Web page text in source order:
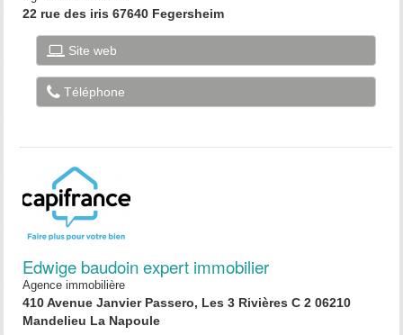
22 rue des iris 67640 Fegersheim
Site web
Téléphone
Edwige baudoin expert immobilier
Agence immobilière
410 Avenue Janvier Passero, Les 3 Rivières C 2 06210
Mandelieu La Napoule